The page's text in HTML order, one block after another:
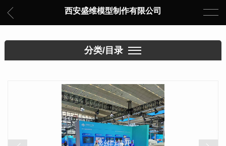
西安盛维模型制作有限公司
分类/目录